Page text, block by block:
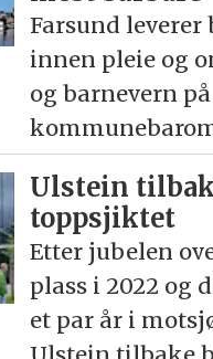
Farsund leverer
innen pleie og
og barnevern
Ulstein
toppsjiktet
Etter jubelen
plass i 2022 og
et par år i